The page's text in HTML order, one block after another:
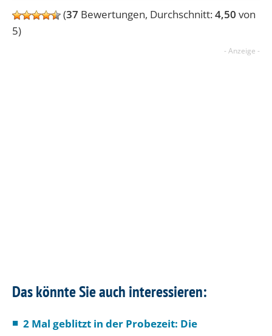
(37 Bewertungen, Durchschnitt:4,50 von
5)
Das könnte Sie auch interessieren:
2 Mal geblitzt in der Probezeit: Die